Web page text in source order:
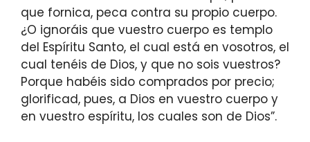
que fornica, peca contra su propio cuerpo.
¿O ignoráis que vuestro cuerpo es templo
del Espíritu Santo, el cual está en vosotros, el
cual tenéis de Dios, y que no sois vuestros?
Porque habéis sido comprados por precio;
glorificad, pues, a Dios en vuestro cuerpo y
en vuestro espíritu, los cuales son de Dios”.